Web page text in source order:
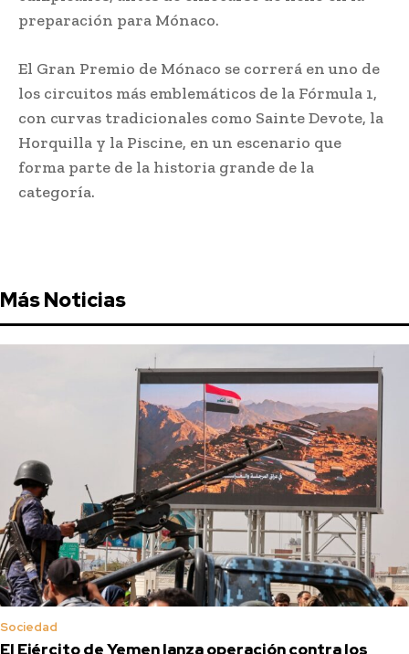
preparación para Mónaco.
El Gran Premio de Mónaco se correrá en uno de
los circuitos más emblemáticos de la Fórmula 1,
con curvas tradicionales como Sainte Devote, la
Horquilla y la Piscine, en un escenario que
forma parte de la historia grande de la
categoría.
Más Noticias
Sociedad
El Ejército de Yemen lanza operación contra los